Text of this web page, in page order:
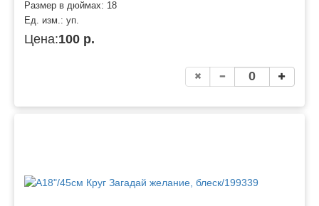
Размер в дюймах: 18
Ед. изм.: уп.
Цена:100 р.